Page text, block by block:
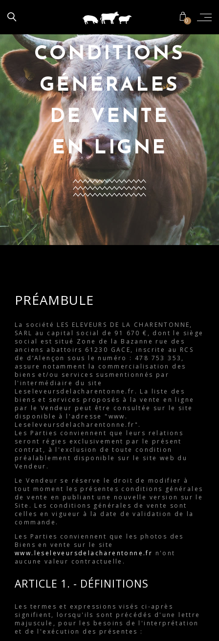
0
CONDITIONS
GÉNÉRALES
DE VENTE
EN LIGNE
PRÉAMBULE
La société LES ELEVEURS DE LA CHARENTONNE,
SARL au capital social de 91 670 €, dont le siège
social est situé Zone de la Bazanne rue des
anciens abattoirs 61230 GACE, inscrite au RCS
de d’Alençon sous le numéro : 478 753 353,
assure notamment la commercialisation des
biens et/ou services susmentionnés par
l'intermédiaire du site
Leseleveursdelacharentonne.fr. La liste des
biens et services proposés à la vente en ligne
par le Vendeur peut être consultée sur le site
disponible à l'adresse "www.
Leseleveursdelacharentonne.fr".
Les Parties conviennent que leurs relations
seront régies exclusivement par le présent
contrat, à l'exclusion de toute condition
préalablement disponible sur le site web du
Vendeur.
Le Vendeur se réserve le droit de modifier à
tout moment les présentes conditions générales
de vente en publiant une nouvelle version sur le
Site. Les conditions générales de vente sont
celles en vigueur à la date de validation de la
commande.
Les Parties conviennent que les photos des
Biens en vente sur le site
www.leseleveursdelacharentonne.fr n'ont
aucune valeur contractuelle.
ARTICLE 1. - DÉFINITIONS
Les termes et expressions visés ci-après
signifient, lorsqu'ils sont précédés d'une lettre
majuscule, pour les besoins de l'interprétation
et de l'exécution des présentes :